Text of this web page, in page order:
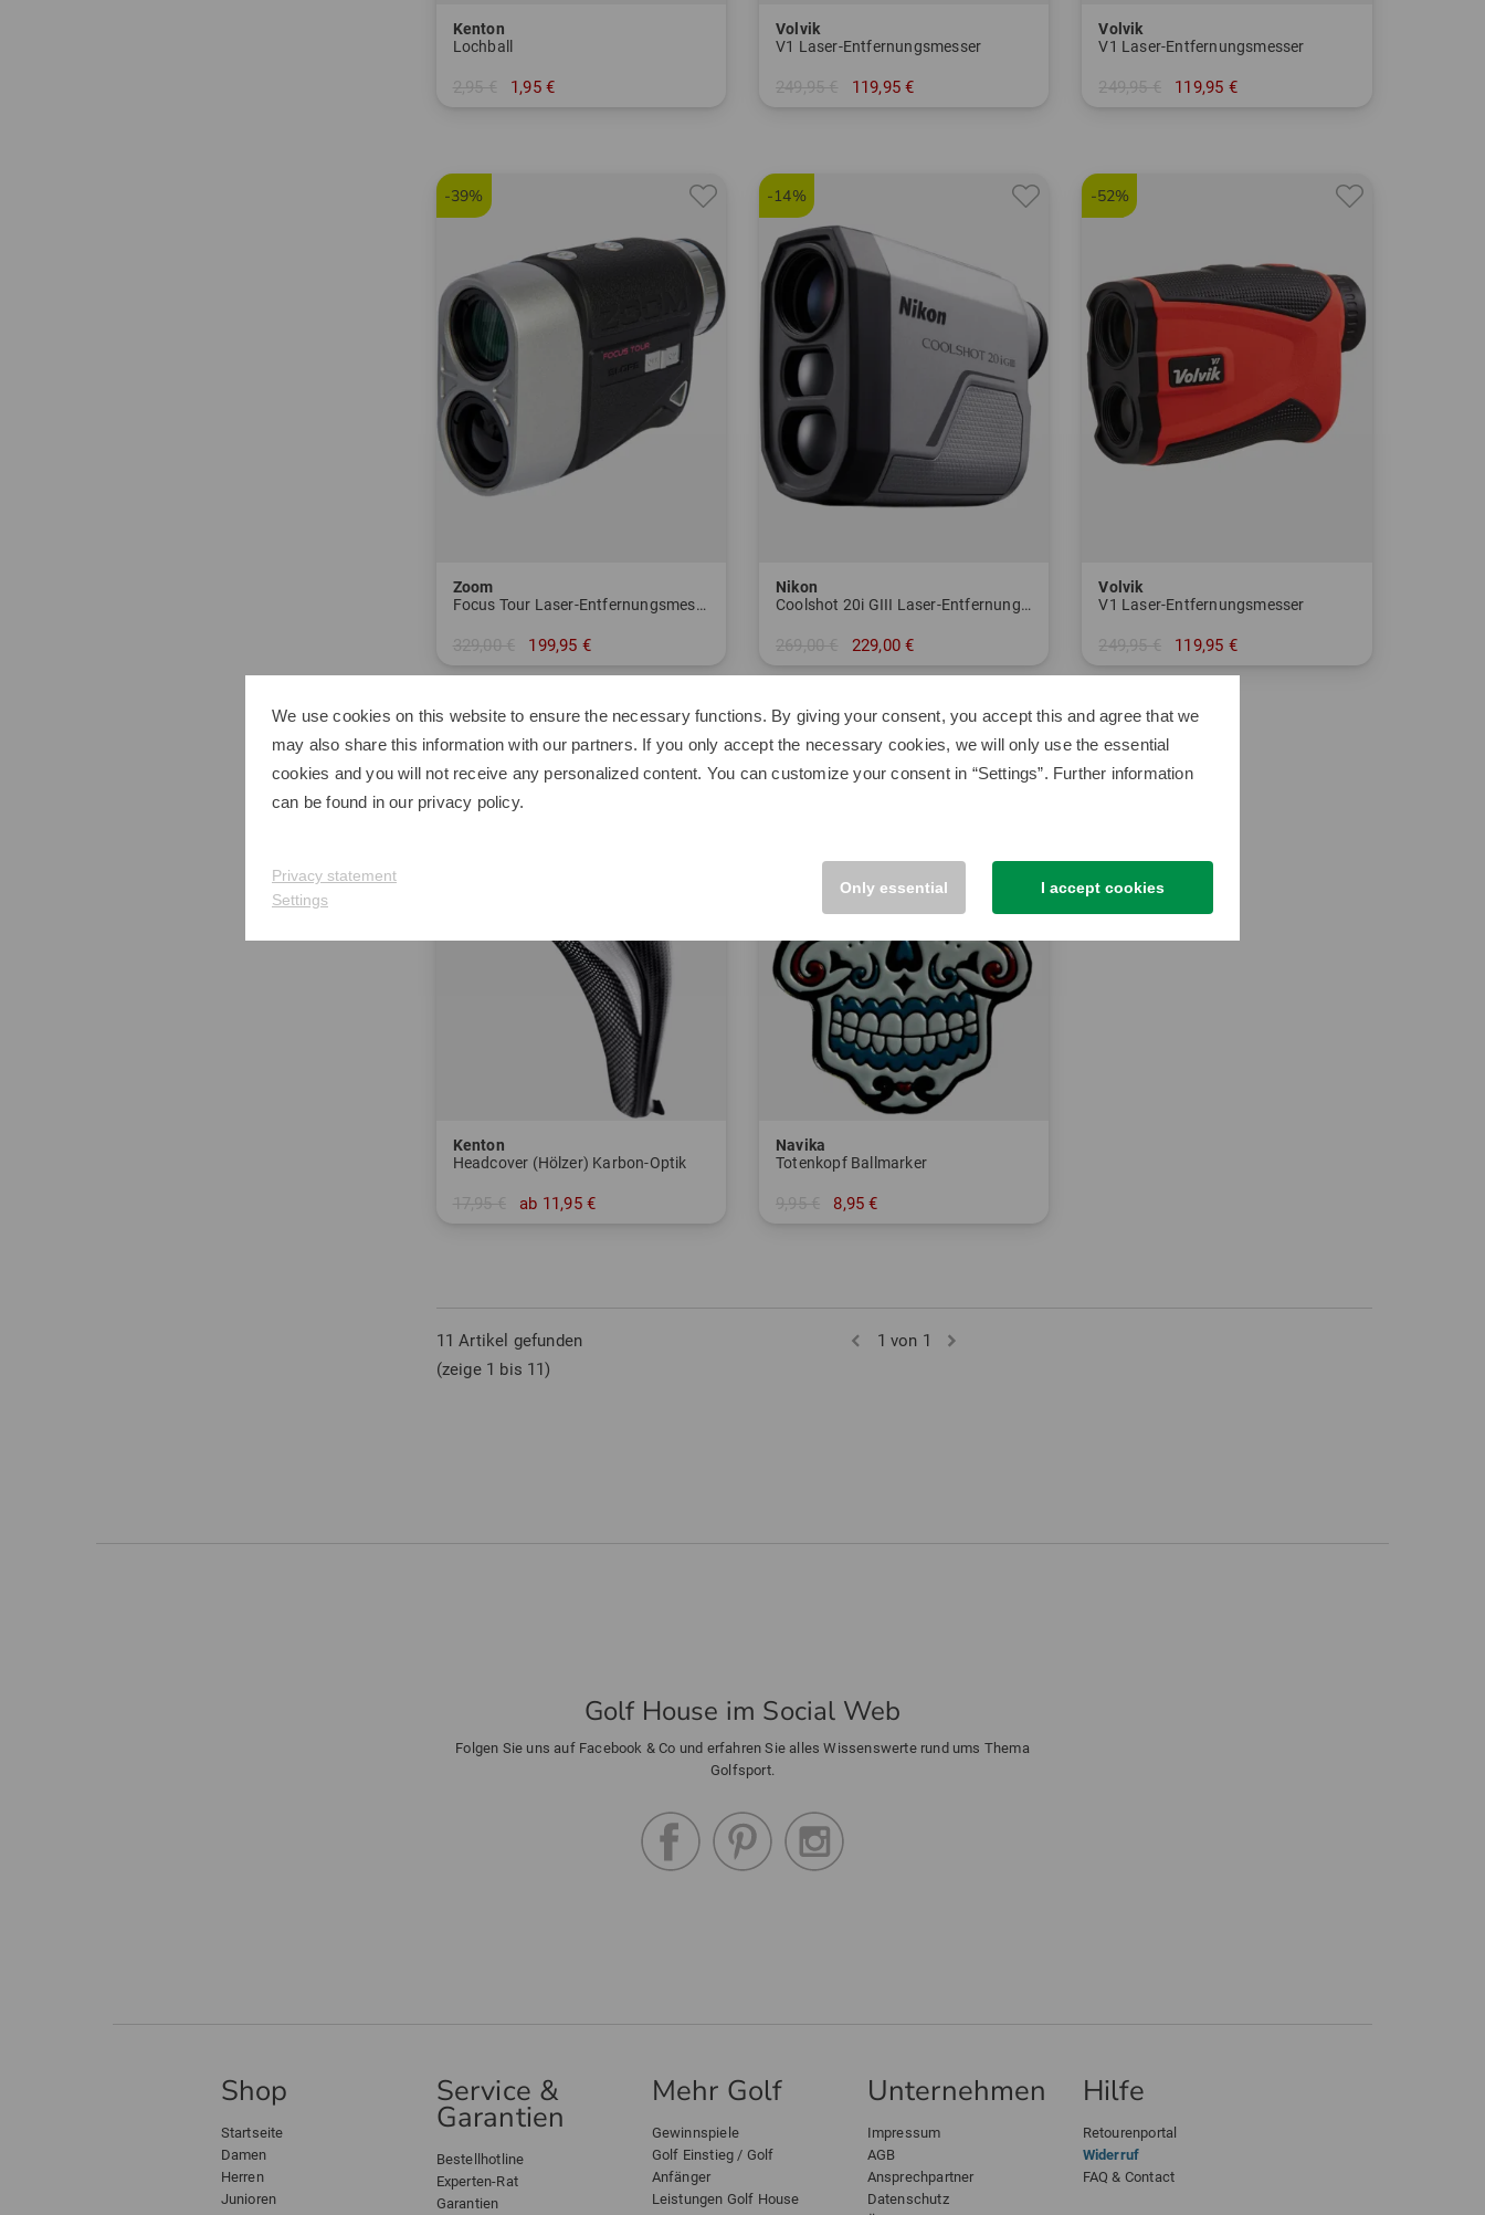
Kenton
Lochball
2,95 € 1,95 €
Volvik
V1 Laser-Entfernungsmesser
249,95 € 119,95 €
Volvik
V1 Laser-Entfernungsmesser
249,95 € 119,95 €
-39%
Zoom
Focus Tour Laser-Entfernungsmesser
329,00 € 199,95 €
in: Einheitsgröße
-14%
Nikon
Coolshot 20i GIII Laser-Entfernungsmesser
269,00 € 229,00 €
in: Einheitsgröße
-52%
Volvik
V1 Laser-Entfernungsmesser
249,95 € 119,95 €
in: Einheitsgröße
-33%
Kenton
Headcover (Hölzer) Karbon-Optik
17,95 € ab 11,95 €
-10%
Navika
Totenkopf Ballmarker
9,95 € 8,95 €
11 Artikel gefunden
(zeige 1 bis 11)
1 von 1
Golf House im Social Web
Folgen Sie uns auf Facebook & Co und erfahren Sie alles Wissenswerte rund ums Thema
Golfsport.
Shop
Startseite
Damen
Herren
Junioren
Service &
Garantien
Bestellhotline
Experten-Rat
Garantien
Mehr Golf
Gewinnspiele
Golf Einstieg / Golf
Anfänger
Leistungen Golf House
Unternehmen
Impressum
AGB
Ansprechpartner
Datenschutz
Hilfe
Retourenportal
Widerruf
FAQ & Contact
We use cookies on this website to ensure the necessary functions. By giving your consent, you accept this and agree that we
may also share this information with our partners. If you only accept the necessary cookies, we will only use the essential
cookies and you will not receive any personalized content. You can customize your consent in “Settings”. Further information
can be found in our privacy policy.
Privacy statement
Settings
Only essential I accept cookies